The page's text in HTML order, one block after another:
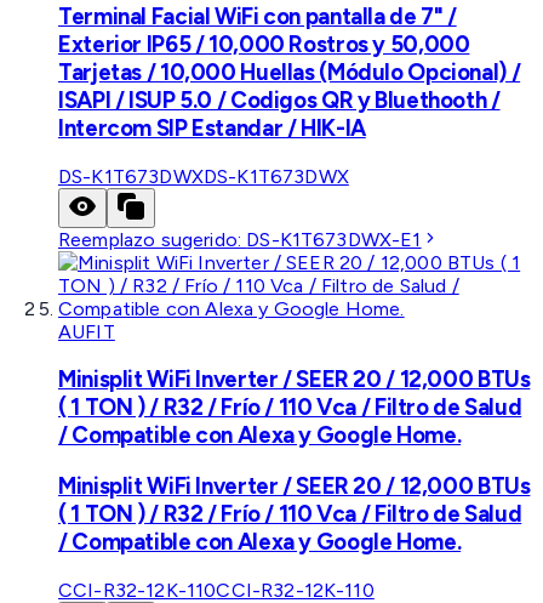
Terminal Facial WiFi con pantalla de 7" /
Exterior IP65 / 10,000 Rostros y 50,000
Tarjetas / 10,000 Huellas (Módulo Opcional) /
ISAPI / ISUP 5.0 / Codigos QR y Bluethooth /
Intercom SIP Estandar / HIK-IA
DS-K1T673DWXDS-K1T673DWX
Reemplazo sugerido: DS-K1T673DWX-E1
AUFIT
Minisplit WiFi Inverter / SEER 20 / 12,000 BTUs
( 1 TON ) / R32 / Frío / 110 Vca / Filtro de Salud
/ Compatible con Alexa y Google Home.
Minisplit WiFi Inverter / SEER 20 / 12,000 BTUs
( 1 TON ) / R32 / Frío / 110 Vca / Filtro de Salud
/ Compatible con Alexa y Google Home.
CCI-R32-12K-110CCI-R32-12K-110